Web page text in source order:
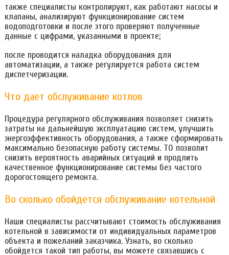
также специалисты контролируют, как работают насосы и
клапаны, анализируют функционирование систем
водоподготовки и после этого проверяют полученные
данные с цифрами, указанными в проекте;
после проводится наладка оборудования для
автоматизации, а также регулируется работа систем
диспетчеризации.
Что дает обслуживание котлов
Процедура регулярного обслуживания позволяет снизить
затраты на дальнейшую эксплуатацию систем, улучшить
энергоэффективность оборудования, а также сформировать
максимально безопасную работу системы. ТО позволит
снизить вероятность аварийных ситуаций и продлить
качественное функционирование системы без частого
дорогостоящего ремонта.
Во сколько обойдется обслуживание котельной
Наши специалисты рассчитывают стоимость обслуживания
котельной в зависимости от индивидуальных параметров
объекта и пожеланий заказчика. Узнать, во сколько
обойдется такой тип работы, вы можете связавшись с